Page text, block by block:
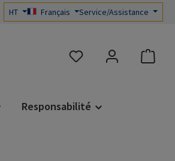
HT Français Service/Assistance
Vous avez 0 articles
Responsabilité